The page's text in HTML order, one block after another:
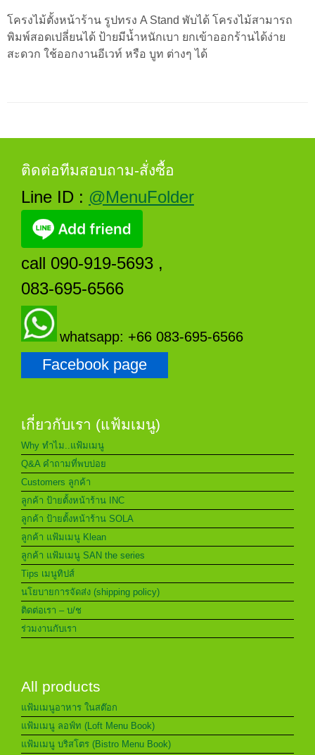
โครงไม้ตั้งหน้าร้าน รูปทรง A Stand พับได้ โครงไม้สามารถ
พิมพ์สอดเปลี่ยนได้ ป้ายมีน้ำหนักเบา ยกเข้าออกร้านได้ง่าย
สะดวก ใช้ออกงานอีเวท์ หรือ บูท ต่างๆ ได้
ติดต่อทีมสอบถาม-สั่งซื้อ
Line ID : @MenuFolder
call 090-919-5693 ,
083-695-6566
whatsapp: +66 083-695-6566
Facebook page
เกี่ยวกับเรา (แฟ้มเมนู)
Why ทำไม..แฟ้มเมนู
Q&A คำถามที่พบบ่อย
Customers ลูกค้า
ลูกค้า ป้ายตั้งหน้าร้าน INC
ลูกค้า ป้ายตั้งหน้าร้าน SOLA
ลูกค้า แฟ้มเมนู Klean
ลูกค้า แฟ้มเมนู SAN the series
Tips เมนูทิปส์
นโยบายการจัดส่ง (shipping policy)
ติดต่อเรา – บ/ช
ร่วมงานกับเรา
All products
แฟ้มเมนูอาหาร ในสต๊อก
แฟ้มเมนู ลอฟ์ท (Loft Menu Book)
แฟ้มเมนู บริสโตร (Bistro Menu Book)